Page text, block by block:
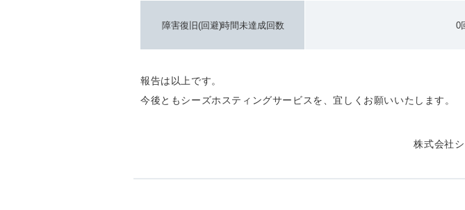
障害復旧(回避)時間未達成回数 0
報告は以上です。
今後ともシーズホスティングサービスを、宜しくお願いいたします。
株式会社